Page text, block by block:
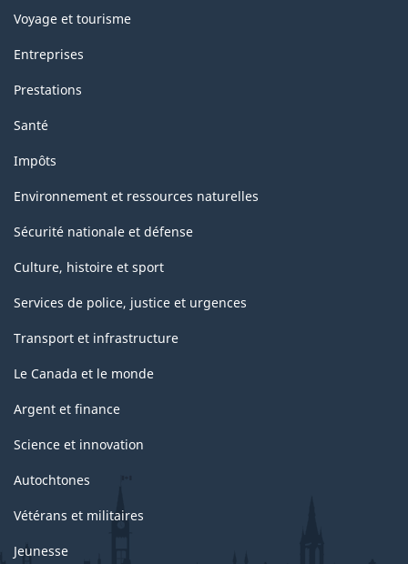
Voyage et tourisme
Entreprises
Prestations
Santé
Impôts
Environnement et ressources naturelles
Sécurité nationale et défense
Culture, histoire et sport
Services de police, justice et urgences
Transport et infrastructure
Le Canada et le monde
Argent et finance
Science et innovation
Autochtones
Vétérans et militaires
Jeunesse